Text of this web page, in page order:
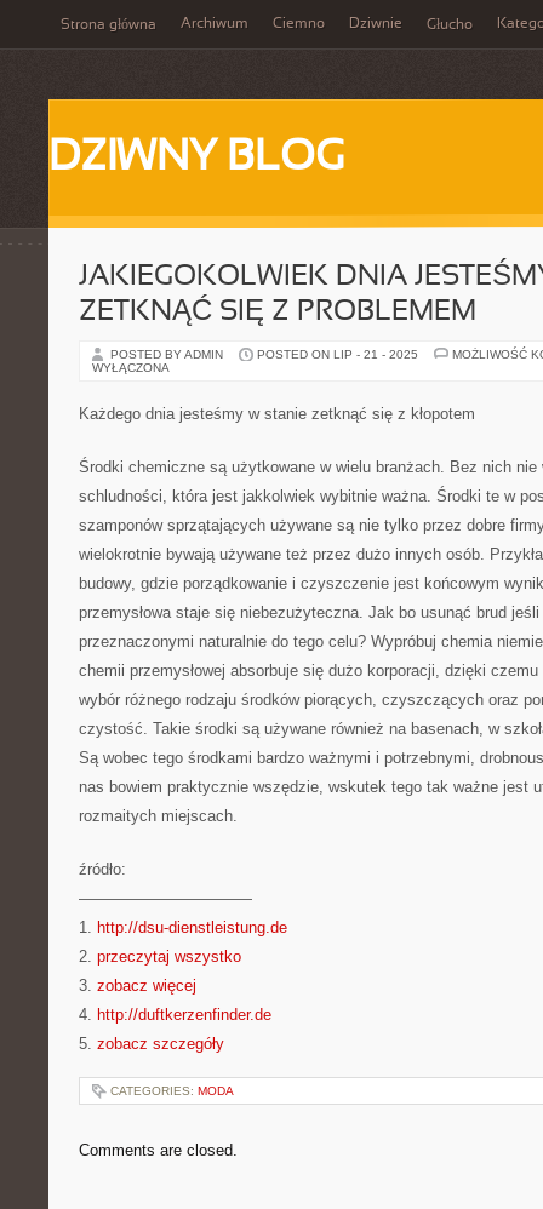
Strona główna Archiwum Ciemno Dziwnie Głucho
DZIWNY BLOG
JAKIEGOKOLWIEK DNIA
ZETKNĄĆ SIĘ Z PROBLEMEM
POSTED BY ADMIN POSTED ON LIP - 21 - 2025
MOŻLIWOŚĆ
WYŁĄCZONA
Każdego dnia jesteśmy w stanie zetknąć się z kłopotem
Środki chemiczne są użytkowane w wielu branżach. Bez nich nie
schludności, która jest jakkolwiek wybitnie ważna. Środki te w
szamponów sprzątających używane są nie tylko przez dobre
wielokrotnie bywają używane też przez dużo innych osób.
budowy, gdzie porządkowanie i czyszczenie jest końcowym
przemysłowa staje się niebezużyteczna. Jak bo usunąć brud
przeznaczonymi naturalnie do tego celu? Wypróbuj chemia
chemii przemysłowej absorbuje się dużo korporacji, dzięki
wybór różnego rodzaju środków piorących, czyszczących oraz
czystość. Takie środki są używane również na basenach, w
Są wobec tego środkami bardzo ważnymi i potrzebnymi,
nas bowiem praktycznie wszędzie, wskutek tego tak ważne jest
rozmaitych miejscach.
źródło:
———————————
1. http://dsu-dienstleistung.de
2. przeczytaj wszystko
3. zobacz więcej
4. http://duftkerzenfinder.de
5. zobacz szczegóły
CATEGORIES: MODA
Comments are closed.